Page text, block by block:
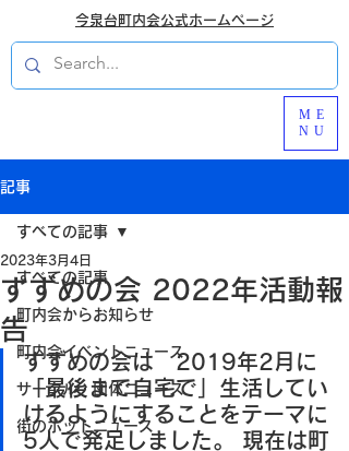
今泉台町内会公式ホームページ
ME
NU
記事
すべての記事
町内会からお知らせ
町内会イベントニュース
サークル・団体ニュース
街のホットニュース
すべての記事
すずめの会 2022年活動報
告
2023年3月4日
すずめの会は　2019年2月に
「最後まで自宅で」生活してい
けるようにすることをテーマに
5人で発足しました。 現在は町